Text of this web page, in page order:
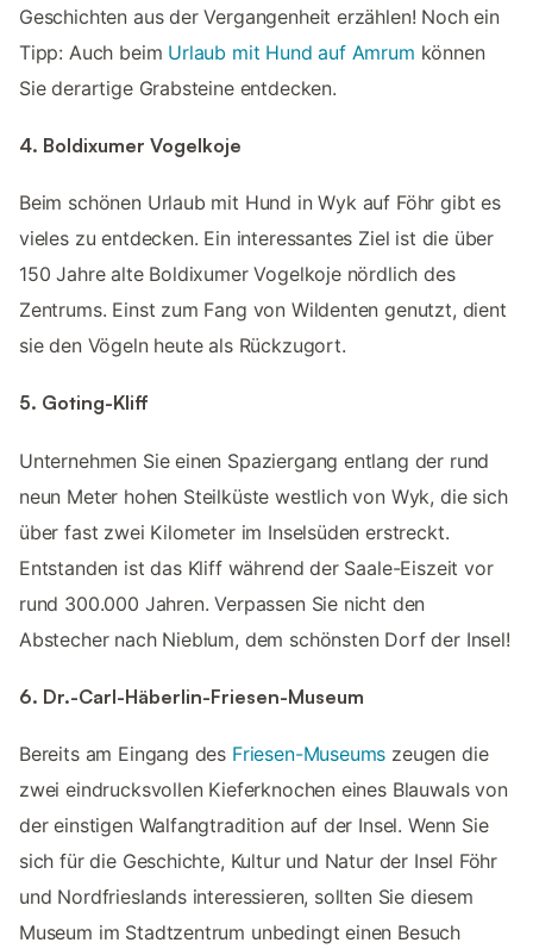
Geschichten aus der Vergangenheit erzählen! Noch ein
Tipp: Auch beim Urlaub mit Hund auf Amrum können
Sie derartige Grabsteine entdecken.
4. Boldixumer Vogelkoje
Beim schönen Urlaub mit Hund in Wyk auf Föhr gibt es
vieles zu entdecken. Ein interessantes Ziel ist die über
150 Jahre alte Boldixumer Vogelkoje nördlich des
Zentrums. Einst zum Fang von Wildenten genutzt, dient
sie den Vögeln heute als Rückzugort.
5. Goting-Kliff
Unternehmen Sie einen Spaziergang entlang der rund
neun Meter hohen Steilküste westlich von Wyk, die sich
über fast zwei Kilometer im Inselsüden erstreckt.
Entstanden ist das Kliff während der Saale-Eiszeit vor
rund 300.000 Jahren. Verpassen Sie nicht den
Abstecher nach Nieblum, dem schönsten Dorf der Insel!
6. Dr.-Carl-Häberlin-Friesen-Museum
Bereits am Eingang des Friesen-Museums zeugen die
zwei eindrucksvollen Kieferknochen eines Blauwals von
der einstigen Walfangtradition auf der Insel. Wenn Sie
sich für die Geschichte, Kultur und Natur der Insel Föhr
und Nordfrieslands interessieren, sollten Sie diesem
Museum im Stadtzentrum unbedingt einen Besuch